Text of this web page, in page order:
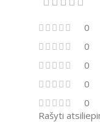
0
0
0
0
0
Rašyti